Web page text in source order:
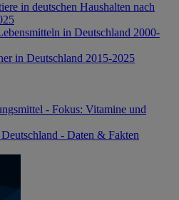
in deutschen Haushalten nach
in Deutschland 2000-
in Deutschland 2015-2025
- Fokus: Vitamine und
- Daten & Fakten